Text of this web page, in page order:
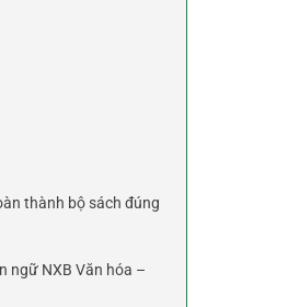
thành bộ sách đúng
ngữ NXB Văn hóa –